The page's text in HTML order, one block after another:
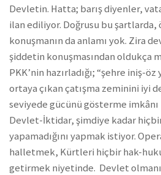
Devletin. Hatta; barış diyenler,
ilan ediliyor. Doğrusu bu
konuşmanın da anlamı yok. Zira
şiddetin konuşmasından oldukça
PKK’nin hazırladığı; “şehre iniş-
ortaya çıkan çatışma zeminini iyi
seviyede gücünü gösterme
Devlet-İktidar, şimdiye kadar
yapamadığını yapmak istiyor.
halletmek, Kürtleri hiçbir hak-
getirmek niyetinde. Devlet